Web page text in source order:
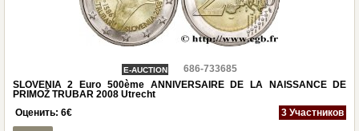
E-AUCTION
686-733685
SLOVENIA 2 Euro 500ème ANNIVERSAIRE DE LA NAISSANCE DE
PRIMOŽ TRUBAR 2008 Utrecht
Оценить: 6€ 3 Участников